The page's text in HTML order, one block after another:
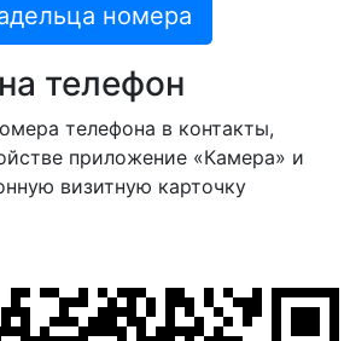
номера
телефон
телефона в контакты,
приложение «Камера» и
визитную карточку